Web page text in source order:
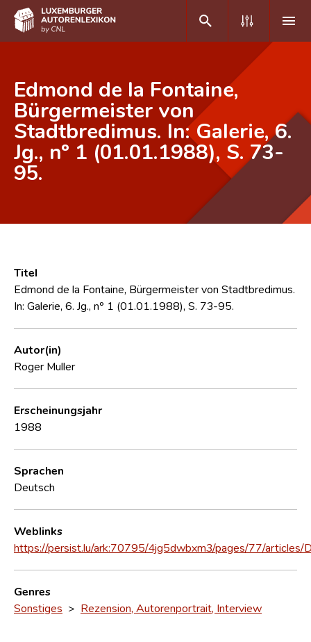
DE FR
Home
Autor(inn)en A-Z
Erweiterte Suche
Forschungsgruppe
Kontakt
Edmond de la Fontaine,
Bürgermeister von
Stadtbredimus. In: Galerie, 6.
Jg., nº 1 (01.01.1988), S. 73-
95.
Titel
Edmond de la Fontaine, Bürgermeister von Stadtbredimus.
In: Galerie, 6. Jg., nº 1 (01.01.1988), S. 73-95.
Autor(in)
Roger Muller
Erscheinungsjahr
1988
Sprachen
Deutsch
Weblinks
https://persist.lu/ark:70795/4jg5dwbxm3/pages/77/articles/
Genres
Sonstiges > Rezension, Autorenportrait, Interview